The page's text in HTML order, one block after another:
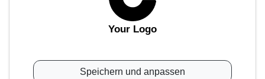
Your Logo
Speichern und anpassen